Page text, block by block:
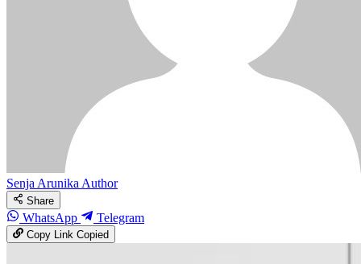
Senja ArunikaAuthor
Share
WhatsApp Telegram
Copy LinkCopied